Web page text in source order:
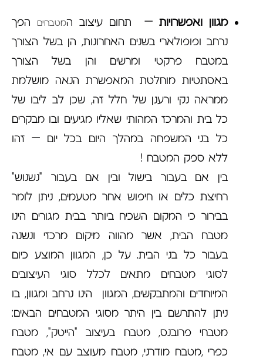
מגוון ואפשרויות – תחום עיצוב המטבחים
הפך
נרחב ופופולארי בשנים האחרונות, הן בשל הצורך
במטבח פרקטי ומרשים והן בשל הצורך
באסתטיות מוחלטת המאפשרת הנאה מושלמת
ממראה נקי ורענן של חלל זה, שכן לב ליבו של
כל בית והמרכז המהותי שאליו מגיעים ובו מבקרים
כל בני המשפחה במהלך היום בכל יום – זהו
ללא ספק המטבח !
בין אם בעבור בישול ובין אם בעבור "נשנוש"
רחיצת כלים או חיפוש אחר מטעמים, ניתן לומר
בבירור כי המקום השכיח ביותר בבית מגורים הינו
מטבח הבית, אשר מהווה מיקום מרכזי ונשנה
בעבור כל בני הבית. על כן, המגוון המוצע כיום
לסוגי מטבחים מתאים לכלל סוגי העיצובים
המיוחדים והמתבקשים, המגוון הינו נרחב ומגוון, בו
ניתן להתרשם בין היתר מסוגי המטבחים הבאים:
מטבחי פרובנס, מטבח בעיצוב "הייטק", מטבח
כפרי ,מטבח מודרני, מטבח מעוצב עם אי, מטבח